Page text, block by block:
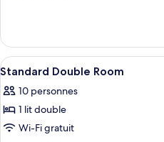
chambre :
Standard
Single
Room
le
type
de
Standard
Single
Afficher
toutes
les
photos
pour
1
Standard Double Room
10 personnes
1 lit double
Wi-Fi gratuit